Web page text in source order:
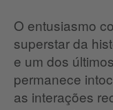
O entusiasmo
superstar da
e um dos
permanece
as interações